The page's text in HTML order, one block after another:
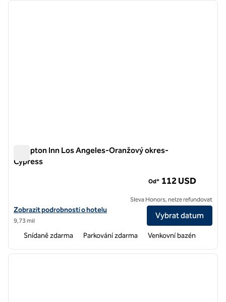
1 z 11
další
Hampton Inn Los Angeles-Oranžový okres-
Cypress
Zobrazit podrobnosti o hotelu Hampton Inn Los Angeles-Orange
Zobrazit podrobnosti o hotelu
9,73 mil
Od* 112 USD
Sleva Honors, nelze refundovat
Vybrat datum
Snídaně zdarma Parkování zdarma Venkovní bazén
1 z 12
další